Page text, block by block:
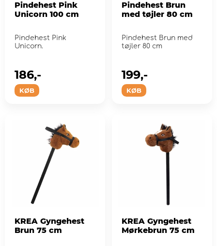
Pindehest Pink
Unicorn 100 cm
Pindehest Pink
Unicorn.
KØB
186,-
Pindehest Brun
med tøjler 80 cm
Pindehest Brun med
tøjler 80 cm
KØB
199,-
KREA Gyngehest
Brun 75 cm
KREA Gyngehest
Mørkebrun 75 cm